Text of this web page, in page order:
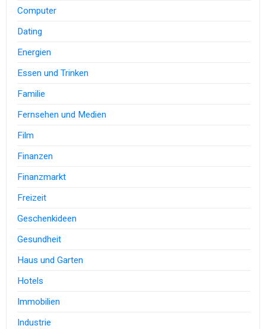
Computer
Dating
Energien
Essen und Trinken
Familie
Fernsehen und Medien
Film
Finanzen
Finanzmarkt
Freizeit
Geschenkideen
Gesundheit
Haus und Garten
Hotels
Immobilien
Industrie